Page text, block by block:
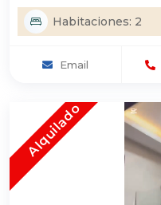
Habitaciones: 2
Email
Alquilado